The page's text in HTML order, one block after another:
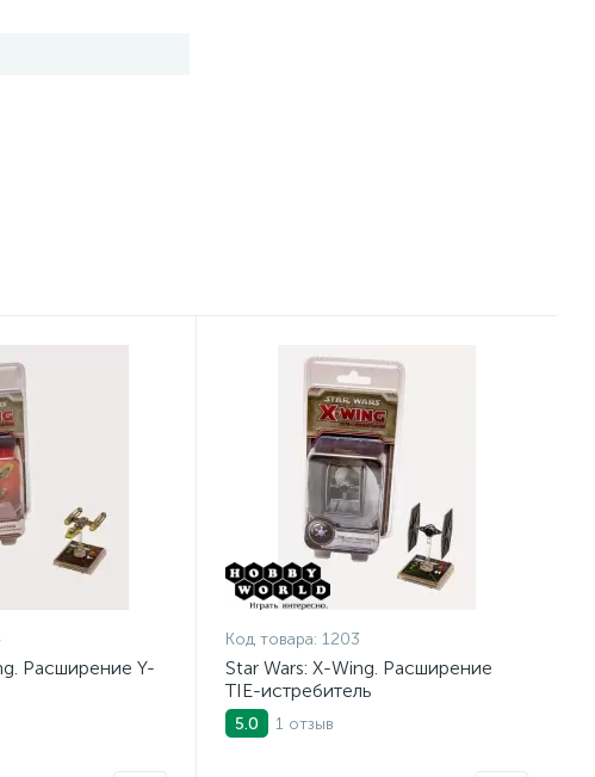
Расширение Y-
Код товара: 1203
Star Wars: X-Wing. Расширение
TIE-истребитель
5.0 1 отзыв